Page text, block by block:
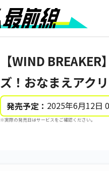
【WIND
ズ！おなまえアク
発売予定： 2025年6月12日
※実際の発売日はサービスをご確認ください。